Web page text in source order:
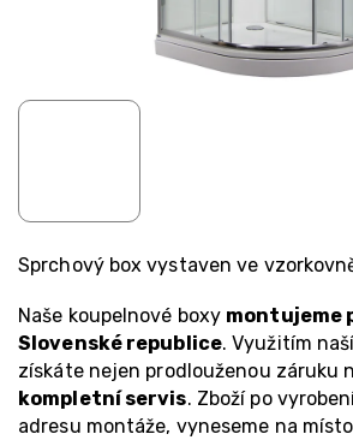
Sprchový box vystaven ve
Naše koupelnové boxy montujeme
Slovenské republice. Využitím
získáte nejen prodlouženou záruku
kompletní servis. Zboží po
adresu montáže, vyneseme na